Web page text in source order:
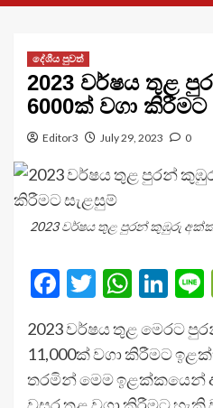
දේශීය පුවත්
2023 වර්ෂය තුළ
6000ක් වගා කිරීමට
Editor3 July 29, 2023 0
2023 වර්ෂය තුළ පුරන් කුඹුරු
Facebook
Twitter
2023 වර්ෂය තුළ මෙරට
11,000ක් වගා කිරීමට
තරමින් මෙම ඉළක්කයෙන්